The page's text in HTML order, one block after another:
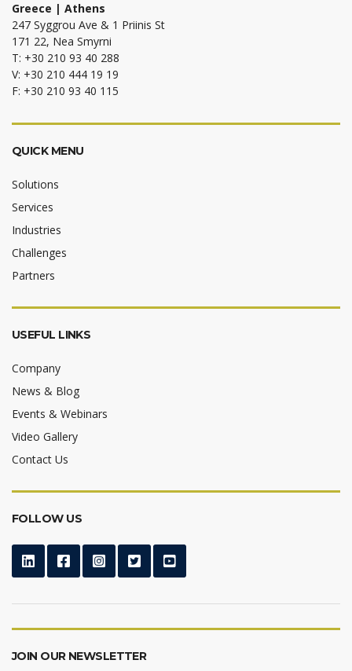
Greece | Athens
247 Syggrou Ave & 1 Priinis St
171 22, Nea Smyrni
T: +30 210 93 40 288
V: +30 210 444 19 19
F: +30 210 93 40 115
QUICK MENU
Solutions
Services
Industries
Challenges
Partners
USEFUL LINKS
Company
News & Blog
Events & Webinars
Video Gallery
Contact Us
FOLLOW US
JOIN OUR NEWSLETTER